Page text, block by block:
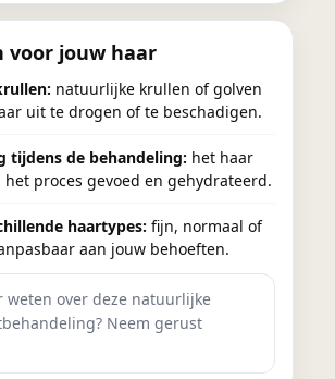
voor jouw haar
natuurlijke krullen of golven
uit te drogen of te beschadigen.
tijdens de behandeling: het haar
proces gevoed en gehydrateerd.
haartypes: fijn, normaal of
aan jouw behoeften.
weten over deze natuurlijke
Neem gerust